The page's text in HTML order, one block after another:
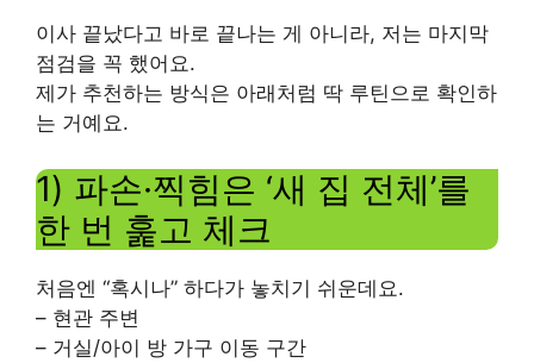
이사 끝났다고 바로 끝나는 게 아니라, 저는 마지막
점검을 꼭 했어요.
제가 추천하는 방식은 아래처럼 딱 루틴으로 확인하
는 거예요.
1) 파손·찍힘은 ‘새 집 전체’를
한 번 훑고 체크
처음엔 “혹시나” 하다가 놓치기 쉬운데요.
– 현관 주변
– 거실/아이 방 가구 이동 구간